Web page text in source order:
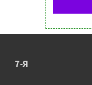
7-Я